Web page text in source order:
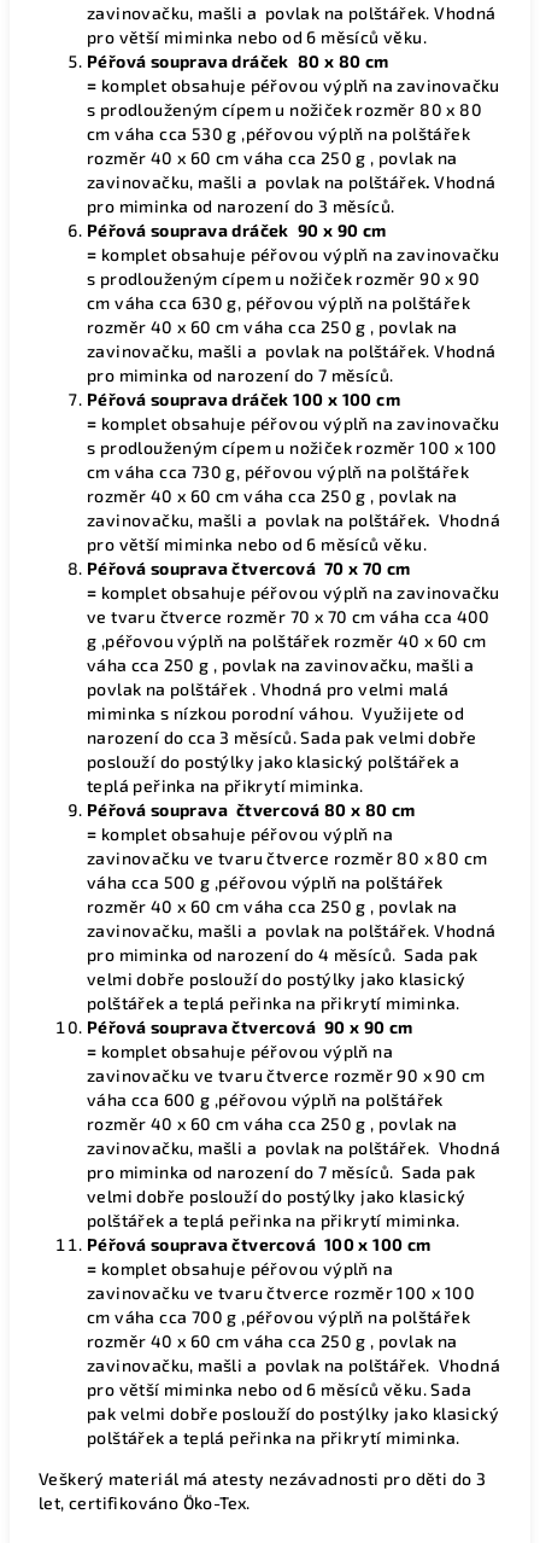
zavinovačku, mašli a povlak na polštářek. Vhodná
pro větší miminka nebo od 6 měsíců věku.
Péřová souprava dráček 80 x 80 cm
= komplet obsahuje péřovou výplň na zavinovačku
s prodlouženým cípem u nožiček rozměr 80 x 80
cm váha cca 530 g ,péřovou výplň na polštářek
rozměr 40 x 60 cm váha cca 250 g , povlak na
zavinovačku, mašli a povlak na polštářek. Vhodná
pro miminka od narození do 3 měsíců.
Péřová souprava dráček 90 x 90 cm
= komplet obsahuje péřovou výplň na zavinovačku
s prodlouženým cípem u nožiček rozměr 90 x 90
cm váha cca 630 g, péřovou výplň na polštářek
rozměr 40 x 60 cm váha cca 250 g , povlak na
zavinovačku, mašli a povlak na polštářek. Vhodná
pro miminka od narození do 7 měsíců.
Péřová souprava dráček 100 x 100 cm
= komplet obsahuje péřovou výplň na zavinovačku
s prodlouženým cípem u nožiček rozměr 100 x 100
cm váha cca 730 g, péřovou výplň na polštářek
rozměr 40 x 60 cm váha cca 250 g , povlak na
zavinovačku, mašli a povlak na polštářek. Vhodná
pro větší miminka nebo od 6 měsíců věku.
Péřová souprava čtvercová 70 x 70 cm
= komplet obsahuje péřovou výplň na zavinovačku
ve tvaru čtverce rozměr 70 x 70 cm váha cca 400
g ,péřovou výplň na polštářek rozměr 40 x 60 cm
váha cca 250 g , povlak na zavinovačku, mašli a
povlak na polštářek . Vhodná pro velmi malá
miminka s nízkou porodní váhou. Využijete od
narození do cca 3 měsíců. Sada pak velmi dobře
poslouží do postýlky jako klasický polštářek a
teplá peřinka na přikrytí miminka.
Péřová souprava čtvercová 80 x 80 cm
= komplet obsahuje péřovou výplň na
zavinovačku ve tvaru čtverce rozměr 80 x 80 cm
váha cca 500 g ,péřovou výplň na polštářek
rozměr 40 x 60 cm váha cca 250 g , povlak na
zavinovačku, mašli a povlak na polštářek. Vhodná
pro miminka od narození do 4 měsíců. Sada pak
velmi dobře poslouží do postýlky jako klasický
polštářek a teplá peřinka na přikrytí miminka.
Péřová souprava čtvercová 90 x 90 cm
= komplet obsahuje péřovou výplň na
zavinovačku ve tvaru čtverce rozměr 90 x 90 cm
váha cca 600 g ,péřovou výplň na polštářek
rozměr 40 x 60 cm váha cca 250 g , povlak na
zavinovačku, mašli a povlak na polštářek. Vhodná
pro miminka od narození do 7 měsíců. Sada pak
velmi dobře poslouží do postýlky jako klasický
polštářek a teplá peřinka na přikrytí miminka.
Péřová souprava čtvercová 100 x 100 cm
= komplet obsahuje péřovou výplň na
zavinovačku ve tvaru čtverce rozměr 100 x 100
cm váha cca 700 g ,péřovou výplň na polštářek
rozměr 40 x 60 cm váha cca 250 g , povlak na
zavinovačku, mašli a povlak na polštářek. Vhodná
pro větší miminka nebo od 6 měsíců věku. Sada
pak velmi dobře poslouží do postýlky jako klasický
polštářek a teplá peřinka na přikrytí miminka.
Veškerý materiál má atesty nezávadnosti pro děti do 3
let, certifikováno Öko-Tex.